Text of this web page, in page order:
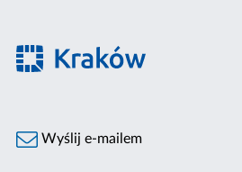
Wyślij e-mailem